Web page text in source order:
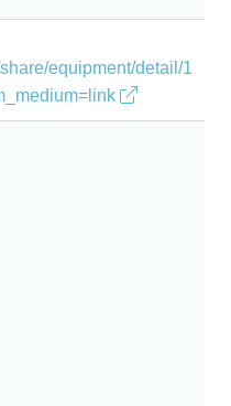
equipment/detail/1